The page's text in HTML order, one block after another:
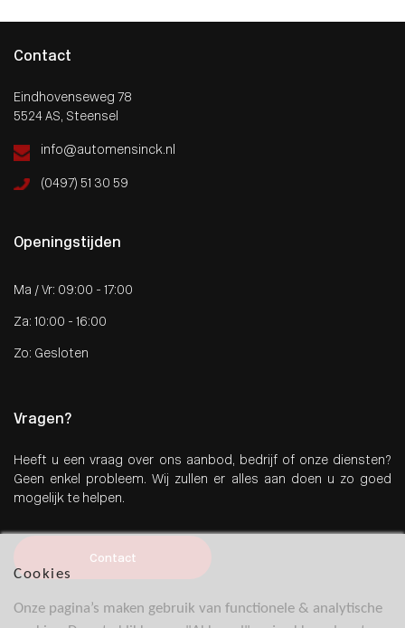
Contact
Eindhovenseweg 78
5524 AS, Steensel
info@automensinck.nl
(0497) 51 30 59
Openingstijden
Ma / Vr: 09:00 - 17:00
Za: 10:00 - 16:00
Zo: Gesloten
Vragen?
Heeft u een vraag over ons aanbod, bedrijf of onze diensten?
Geen enkel probleem. Wij zullen er alles aan doen u zo goed
mogelijk te helpen.
Contact
Cookies
Onze pagina’s maken gebruik van functionele & analytische